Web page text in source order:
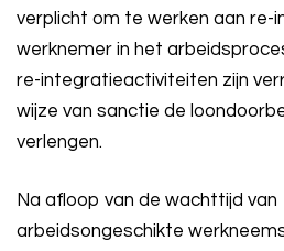
verplicht om te werken aan re-
werknemer in het
re-integratieactiviteiten zijn
wijze van sanctie de
verlengen.
Na afloop van de wachttijd
arbeidsongeschikte